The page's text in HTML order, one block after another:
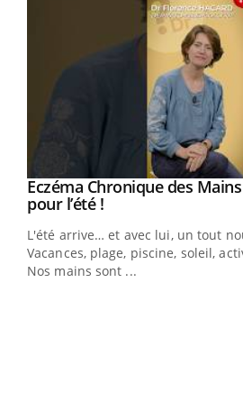
Youtube
Eczéma Chronique des
pour l’été !Youtube
L'été arrive… et avec lui, un tout
Vacances, plage, piscine, soleil,
Nos mains sont ...